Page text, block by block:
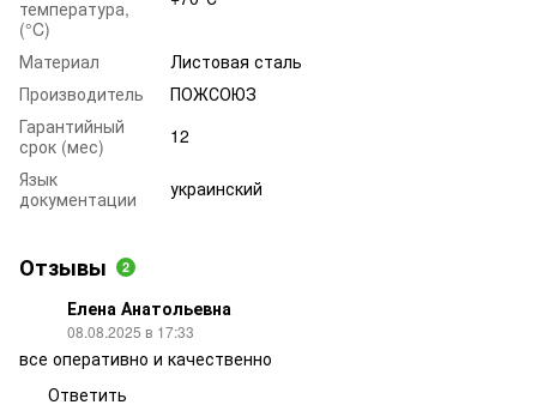
температура,
(°C)
Материал
Листовая сталь
Производитель
ПОЖСОЮЗ
Гарантийный
срок (мес)
12
Язык
документации
украинский
Отзывы 2
Елена Анатольевна
08.08.2025 в 17:33
все оперативно и качественно
Ответить